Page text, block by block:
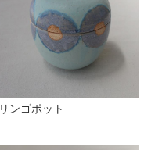
リンゴポット